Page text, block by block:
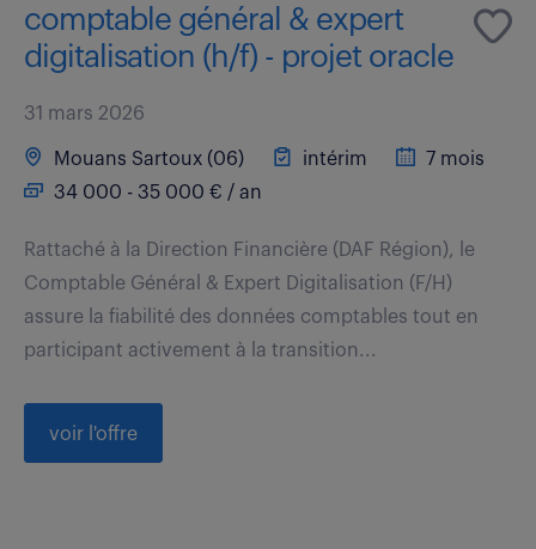
comptable général & expert
digitalisation (h/f) - projet oracle
31 mars 2026
Mouans Sartoux (06) intérim
7 mois
34 000 - 35 000 € / an
Rattaché à la Direction Financière (DAF Région), le
Comptable Général & Expert Digitalisation (F/H)
assure la fiabilité des données comptables tout en
participant activement à la transition...
voir l'offre